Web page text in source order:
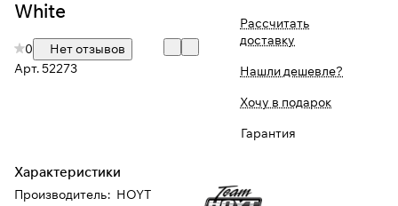
White
0
Нет отзывов
Арт.52273
Характеристики
Производитель: HOYT
Рассчитать
доставку
Нашли дешевле?
Хочу в подарок
Гарантия
оплату на части
Добавляйте товары
в корзину